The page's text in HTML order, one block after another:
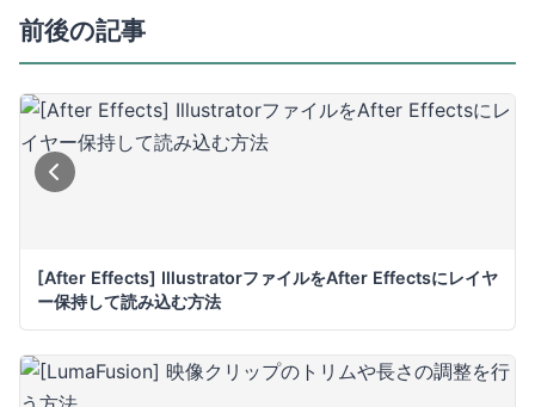
前後の記事
[After Effects] IllustratorファイルをAfter Effectsにレイヤ
ー保持して読み込む方法